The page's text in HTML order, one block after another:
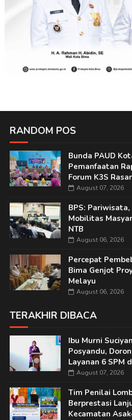
RANDOM POS
Bunda PAUD
Pemanfaatan
Forum K3S
August 07, 2026
BPS:
Mobilitas
NTB
August 06, 2026
Percepat
Bima Genjot
Melayu
August 06, 2026
TERAKHIR DIBACA
Ibu Murni
Posyandu,
Layanan 6 SPM
August 07, 2026
Tim Penilai
Berprestasi
Kecamatan